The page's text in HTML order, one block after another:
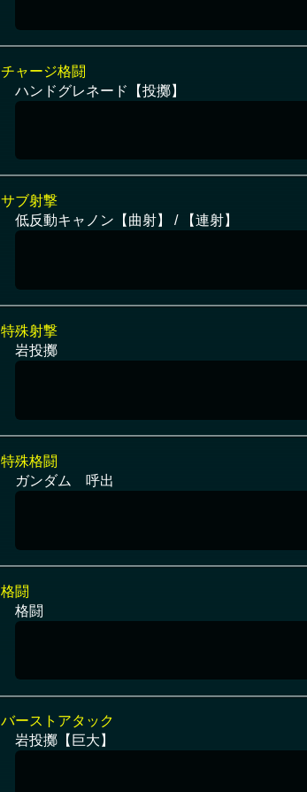
チャージ格闘
ハンドグレネード【投擲】
サブ射撃
低反動キャノン【曲射】 / 【連射】
特殊射撃
岩投擲
特殊格闘
ガンダム 呼出
格闘
格闘
バーストアタック
岩投擲【巨大】